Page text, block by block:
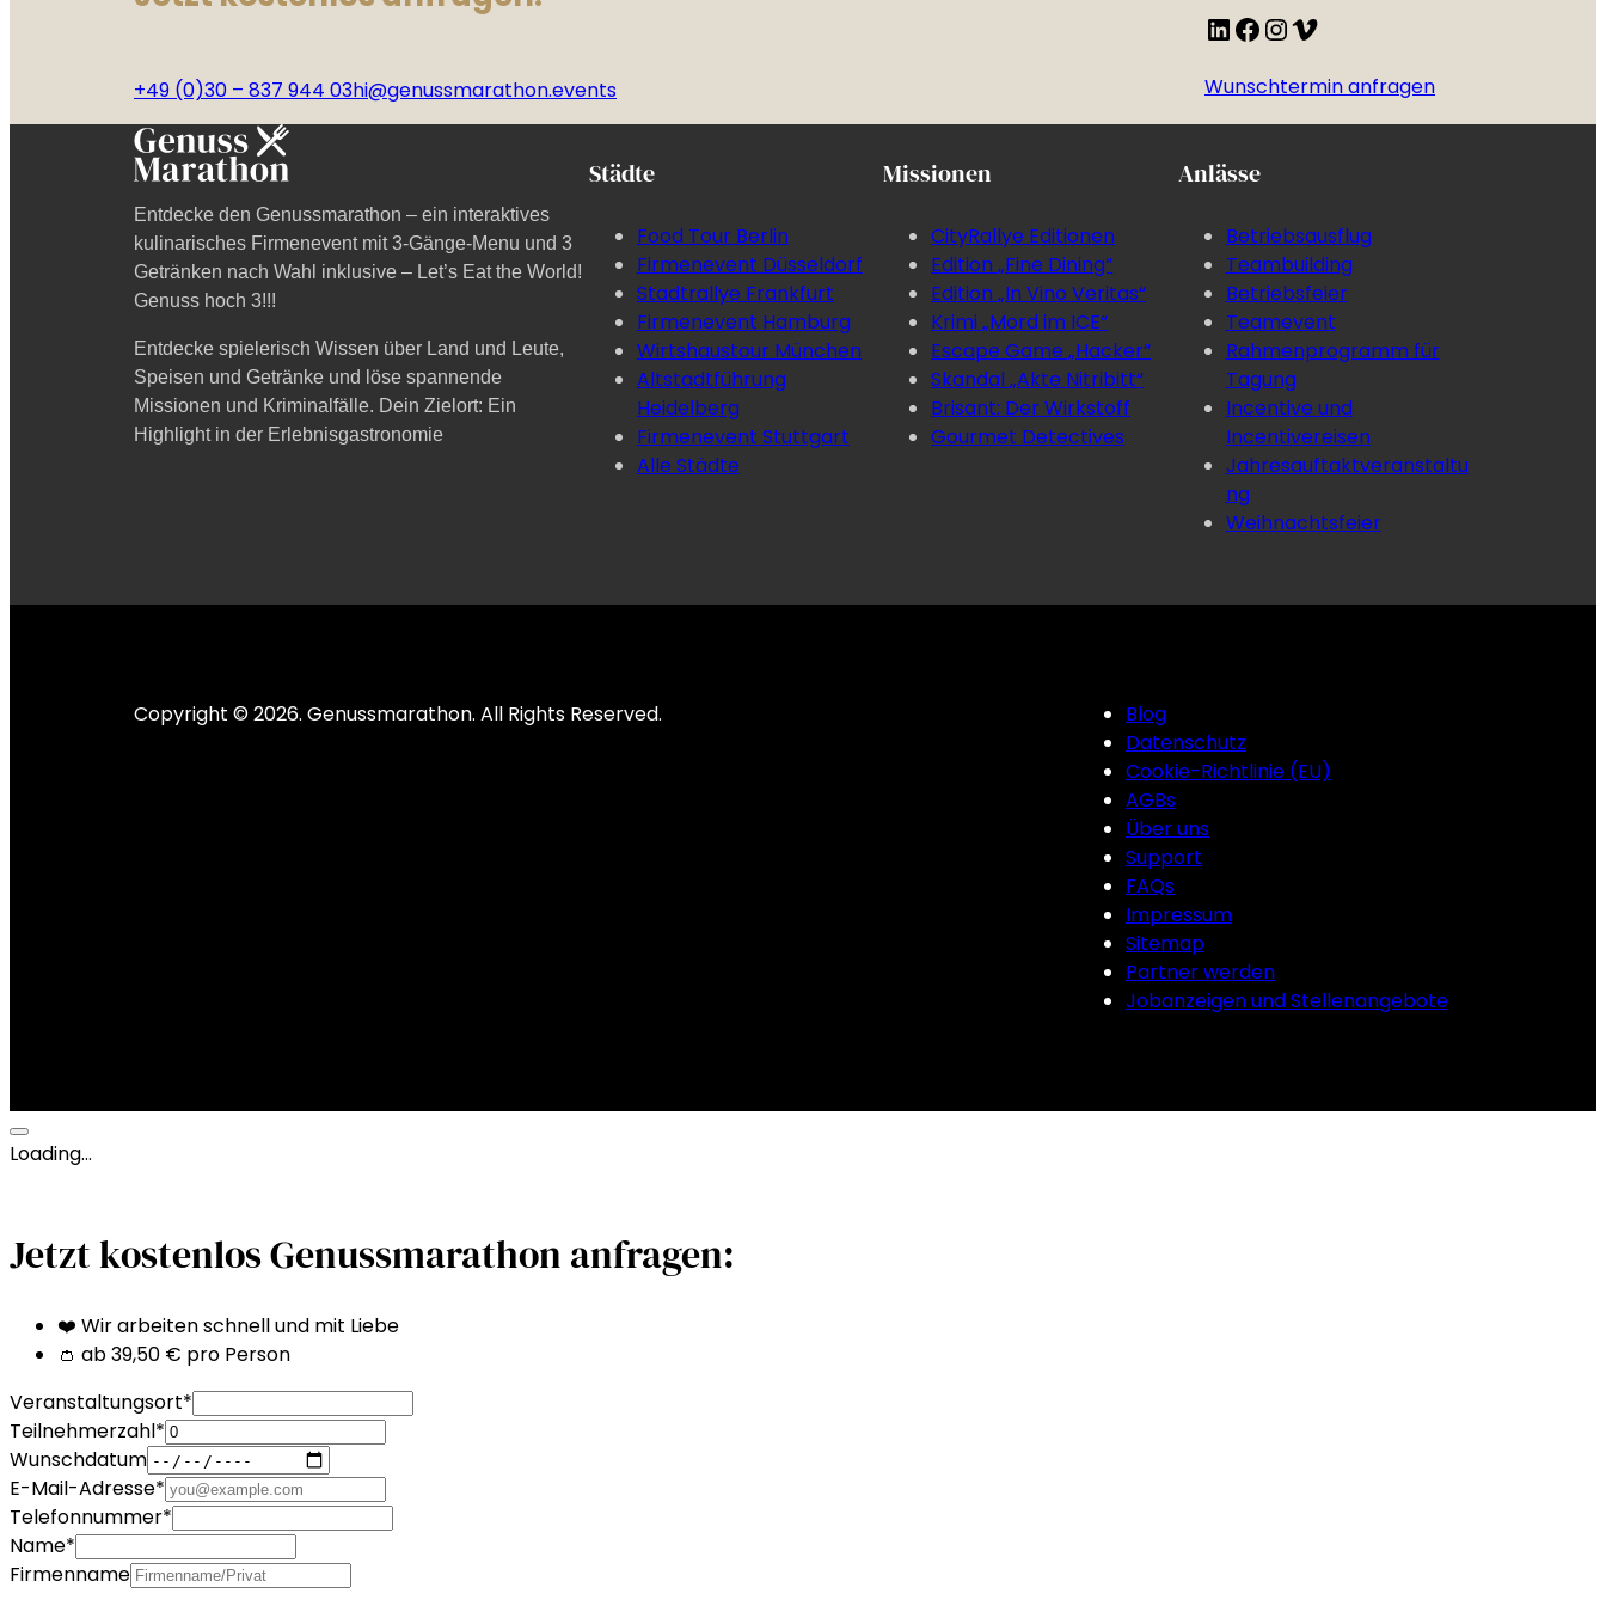
+49 (0)30 – 837 944 03hi@genussmarathon.events
LinkedIn Facebook InstagramVimeo
Wunschtermin anfragen
Entdecke den Genussmarathon – ein interaktives
kulinarisches Firmenevent mit 3-Gänge-Menu und 3
Getränken nach Wahl inklusive – Let’s Eat the World!
Genuss hoch 3!!!
Entdecke spielerisch Wissen über Land und Leute,
Speisen und Getränke und löse spannende
Missionen und Kriminalfälle. Dein Zielort: Ein
Highlight in der Erlebnisgastronomie
Städte
Food Tour Berlin
Firmenevent Düsseldorf
Stadtrallye Frankfurt
Firmenevent Hamburg
Wirtshaustour München
Altstadtführung
Heidelberg
Firmenevent Stuttgart
Alle Städte
Missionen
CityRallye Editionen
Edition „Fine Dining“
Edition „In Vino Veritas“
Krimi „Mord im ICE“
Escape Game „Hacker“
Skandal „Akte Nitribitt“
Brisant: Der Wirkstoff
Gourmet Detectives
Anlässe
Betriebsausflug
Teambuilding
Betriebsfeier
Teamevent
Rahmenprogramm für
Tagung
Incentive und
Incentivereisen
Jahresauftaktveranstaltu
ng
Weihnachtsfeier
Copyright © 2026. Genussmarathon. All Rights Reserved.
Blog
Datenschutz
Cookie-Richtlinie (EU)
AGBs
Über uns
Support
FAQs
Impressum
Sitemap
Partner werden
Jobanzeigen und Stellenangebote
Loading…
Jetzt kostenlos Genussmarathon anfragen:
❤️ Wir arbeiten schnell und mit Liebe
👛 ab 39,50 € pro Person
Veranstaltungsort*
Teilnehmerzahl*
Wunschdatum
E-Mail-Adresse*
Telefonnummer*
Name*
Firmenname